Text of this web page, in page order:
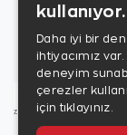
Zen
kullanıyor.
Daha iyi bir
ihtiyacımız
deneyim
çerezler
için tıklayınız.